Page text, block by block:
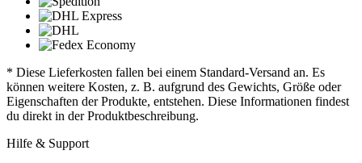
* Diese Lieferkosten fallen bei einem Standard-Versand an. Es
können weitere Kosten, z. B. aufgrund des Gewichts, Größe oder
Eigenschaften der Produkte, entstehen. Diese Informationen findest
du direkt in der Produktbeschreibung.
Hilfe & Support